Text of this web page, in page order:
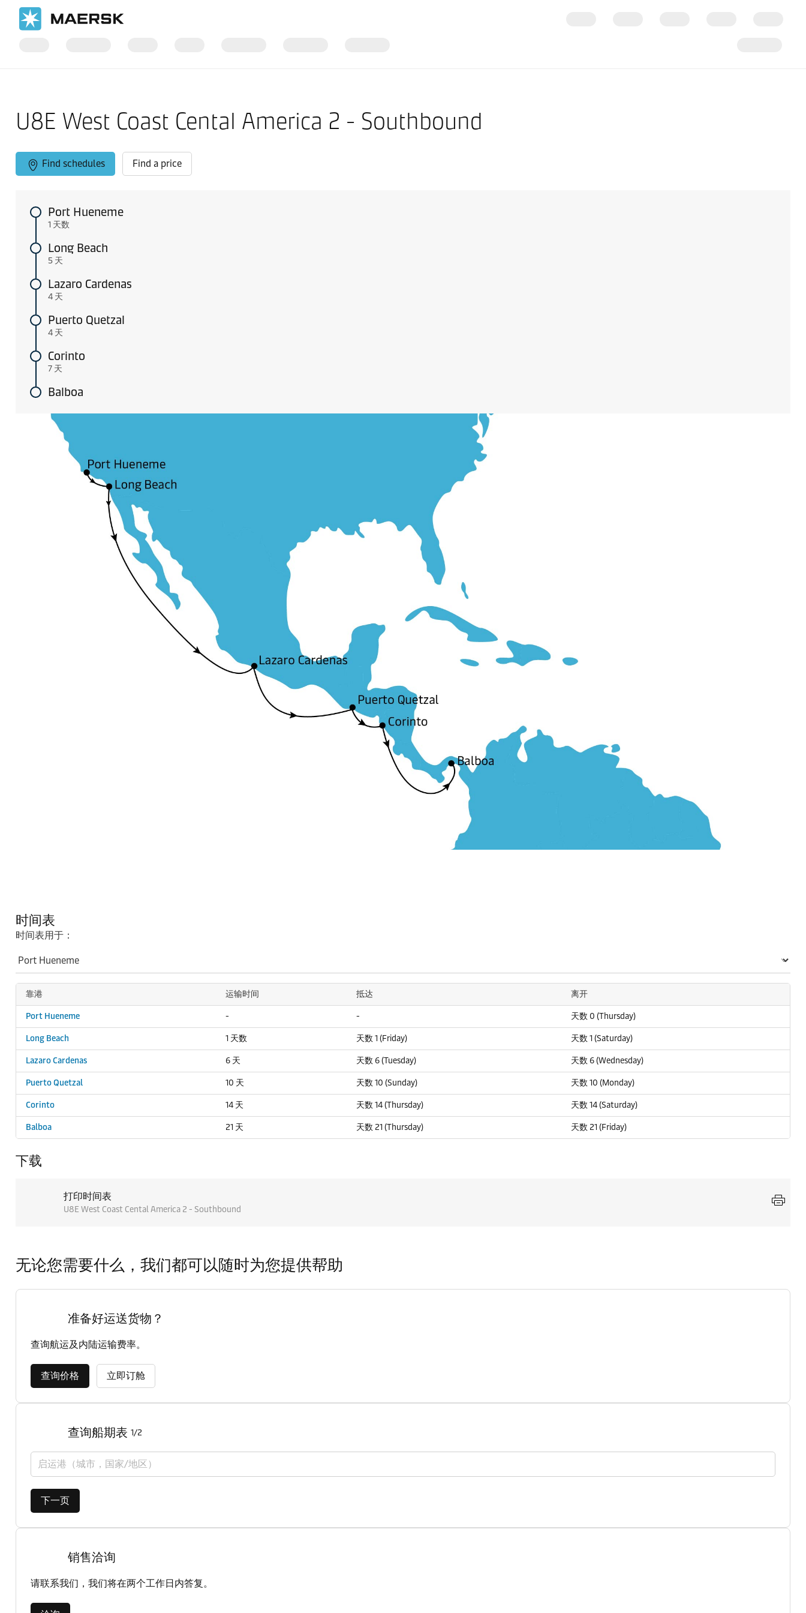
U8E West Coast Cental America 2 - Southbound
Find schedules Find a price
Port Hueneme
1 天数
Long Beach
5 天
Lazaro Cardenas
4 天
Puerto Quetzal
4 天
Corinto
7 天
Balboa
时间表
时间表用于：
靠港 运输时间 抵达 离开
Port Hueneme - - 天数 0 (Thursday)
Long Beach 1 天数 天数 1 (Friday) 天数 1 (Saturday)
Lazaro Cardenas 6 天 天数 6 (Tuesday) 天数 6 (Wednesday)
Puerto Quetzal 10 天 天数 10 (Sunday) 天数 10 (Monday)
Corinto 14 天 天数 14 (Thursday) 天数 14 (Saturday)
Balboa 21 天 天数 21 (Thursday) 天数 21 (Friday)
下载
打印时间表
U8E West Coast Cental America 2 - Southbound
无论您需要什么，我们都可以随时为您提供帮助
准备好运送货物？
查询航运及内陆运输费率。
查询价格 立即订舱
查询船期表 1/2
启运港（城市，国家/地区）
下一页
销售洽询
请联系我们，我们将在两个工作日内答复。